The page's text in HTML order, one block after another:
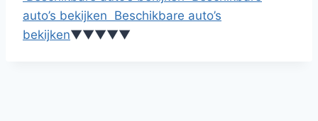
auto’s bekijken Beschikbare auto’s
bekijken▼▼▼▼▼